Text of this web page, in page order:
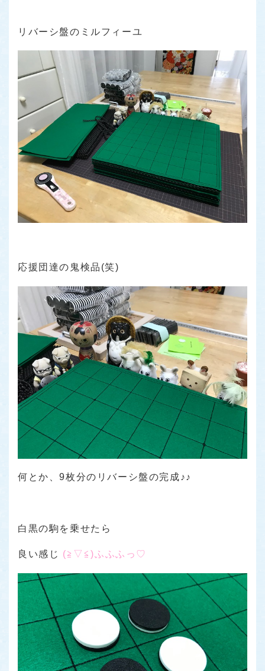
リバーシ盤のミルフィーユ
応援団達の鬼検品(笑)
何とか、9枚分のリバーシ盤の完成♪♪
白黒の駒を乗せたら
良い感じ (≧▽≦)ふふふっ♡